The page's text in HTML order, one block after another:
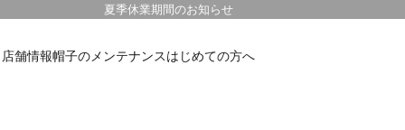
夏季休業期間のお知らせ
店舗情報帽子のメンテナンスはじめての方へ